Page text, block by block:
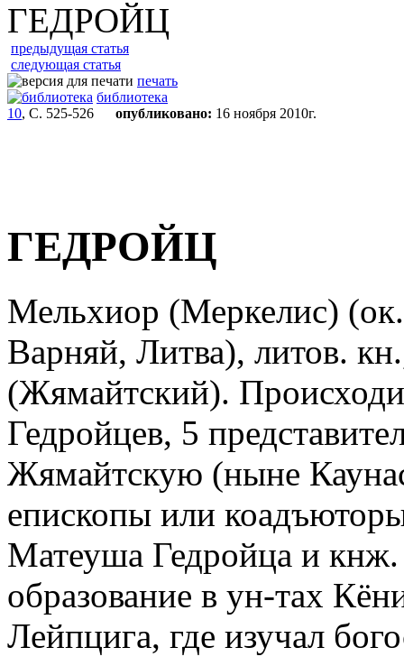
ГЕДРОЙЦ
предыдущая статья
следующая статья
печать
библиотека
10, С. 525-526 опубликовано: 16 ноября 2010г.
ГЕДРОЙЦ
Мельхиор (Меркелис)
Варняй, Литва), литов.
(Жямайтский).
Гедройцев, 5
Жямайтскую (ныне
епископы или
Матеуша Гедройца и
образование в ун-тах
Лейпцига, где изучал